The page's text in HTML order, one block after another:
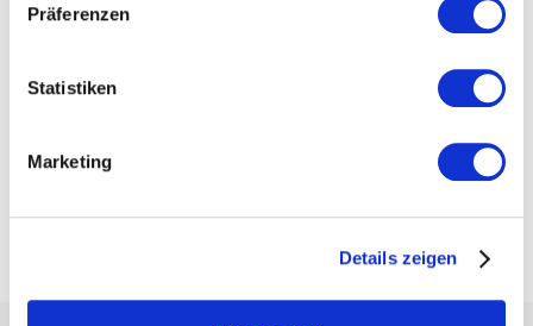
Präferenzen
Statistiken
Marketing
Details zeigen
- Mark Zimmermann (Geschäftsführer, Diligencia Facility
Weitere Kategorien: